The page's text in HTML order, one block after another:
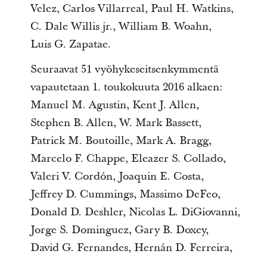
Velez, Carlos Villarreal, Paul H. Watkins,
C. Dale Willis jr., William B. Woahn,
Luis G. Zapatae.
Seuraavat 51 vyöhykeseitsenkymmentä
vapautetaan 1. toukokuuta 2016 alkaen:
Manuel M. Agustin, Kent J. Allen,
Stephen B. Allen, W. Mark Bassett,
Patrick M. Boutoille, Mark A. Bragg,
Marcelo F. Chappe, Eleazer S. Collado,
Valeri V. Cordón, Joaquin E. Costa,
Jeffrey D. Cummings, Massimo DeFeo,
Donald D. Deshler, Nicolas L. DiGiovanni,
Jorge S. Dominguez, Gary B. Doxey,
David G. Fernandes, Hernán D. Ferreira,